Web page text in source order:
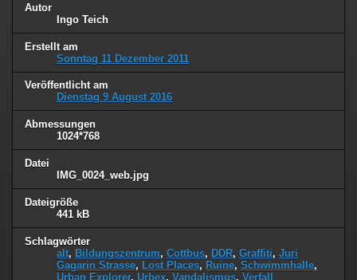
Autor
Ingo Teich
Erstellt am
Sonntag 11 Dezember 2011
Veröffentlicht am
Dienstag 9 August 2016
Abmessungen
1024*768
Datei
IMG_0024_web.jpg
Dateigröße
441 kB
Schlagwörter
alt, Bildungszentrum, Cottbus, DDR, Graffiti, Juri
Gagarin Strasse, Lost Places, Ruine, Schwimmhalle,
Urban Explorer, Urbex, Vandalismus, Verfall